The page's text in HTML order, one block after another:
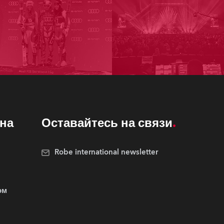
Оставайтесь на связи
Robe international newsletter